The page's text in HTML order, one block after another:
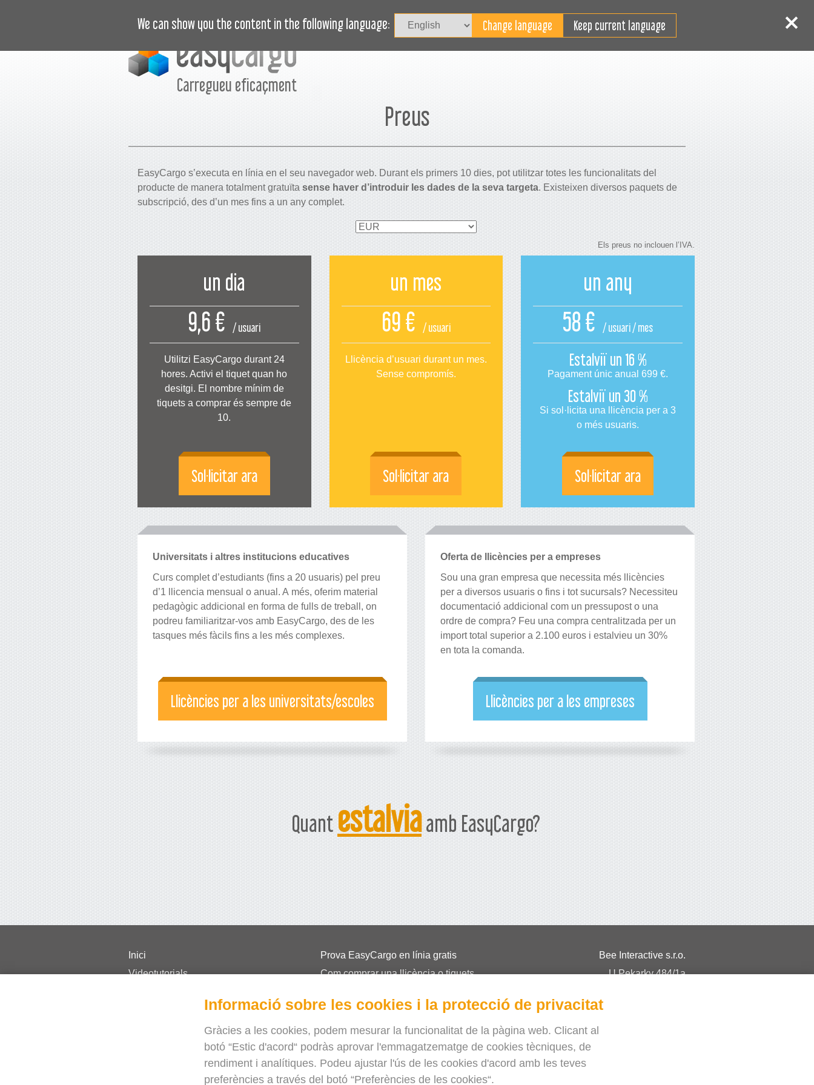
We can show you the content in the following language: Keep current language
Carregueu eficaçment
Preus
EasyCargo s’executa en línia en el seu navegador web. Durant els primers 10 dies, pot utilitzar totes les funcionalitats del
producte de manera totalment gratuïta sense haver d’introduir les dades de la seva targeta. Existeixen diversos paquets de
subscripció, des d’un mes fins a un any complet.
Select
currency
Els preus no inclouen l’IVA.
un dia
9,6 € / usuari
Utilitzi EasyCargo durant 24
hores. Activi el tiquet quan ho
desitgi. El nombre mínim de
tiquets a comprar és sempre de
10.
Sol·licitar ara
un mes
69 € / usuari
Llicència d’usuari durant un mes.
Sense compromís.
Sol·licitar ara
un any
58 € / usuari / mes
Estalviï un 16 %
Pagament únic anual699 €.
Estalviï un 30 %
Si sol·licita una llicència per a 3
o més usuaris.
Sol·licitar ara
Universitats i altres institucions educatives
Curs complet d’estudiants (fins a 20 usuaris) pel preu
d’1 llicencia mensual o anual. A més, oferim material
pedagògic addicional en forma de fulls de treball, on
podreu familiaritzar-vos amb EasyCargo, des de les
tasques més fàcils fins a les més complexes.
Llicències per a les universitats/escoles
Oferta de llicències per a empreses
Sou una gran empresa que necessita més llicències
per a diversos usuaris o fins i tot sucursals? Necessiteu
documentació addicional com un pressupost o una
ordre de compra? Feu una compra centralitzada per un
import total superior a 2.100 euros i estalvieu un 30%
en tota la comanda.
Llicències per a les empreses
Quant estalviaamb EasyCargo?
Inici
Videotutorials
Contacti amb nosaltres
Prova EasyCargo en línia gratis
Com comprar una llicència o tiquets
Fulletons
Informació i exemples de la API
Sobre nosaltres
Actualitzacions
Botiga online
Bee Interactive s.r.o.
U Pekarky 484/1a
Respondrem els seus dubtes per WhatsApp
Informació sobre les cookies i la protecció de privacitat
Gràcies a les cookies, podem mesurar la funcionalitat de la pàgina web. Clicant al
botó “Estic d'acord“ podràs aprovar l'emmagatzematge de cookies tècniques, de
rendiment i analítiques. Podeu ajustar l'ús de les cookies d'acord amb les teves
preferències a través del botó “Preferències de les cookies“.